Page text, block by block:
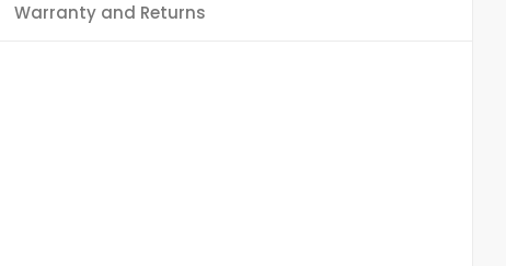
Warranty and Returns